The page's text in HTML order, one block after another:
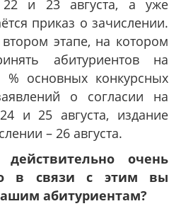
22 и 23 августа, а уже
приказ о зачислении.
этапе, на котором
абитуриентов на
% основных конкурсных
о согласии на
и 25 августа, издание
– 26 августа.
очень
в связи с этим вы
абитуриентам?